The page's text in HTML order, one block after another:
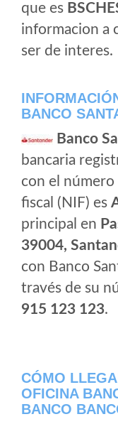
que es
informacion a
ser de interes.
BANCO
Banco
bancaria
con el número
fiscal (NIF) es
principal en
39004,
con Banco
través de su
915 123 123.
CÓMO
OFICINA
BANCO